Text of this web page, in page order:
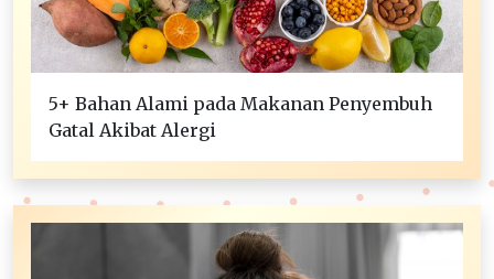
5+ Bahan Alami pada Makanan Penyembuh
Gatal Akibat Alergi